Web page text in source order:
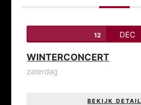
12 DEC
WINTERCONCERT
zaterdag
BEKIJK DETAIL